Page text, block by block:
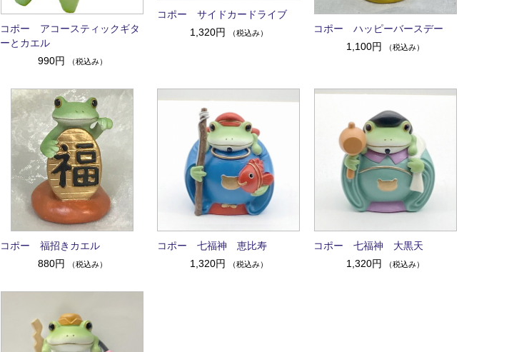
コポー アコースティックギタ
ーとカエル
990円
（税込み）
コポー サイドカードライブ
1,320円
（税込み）
コポー ハッピーバースデー
1,100円
（税込み）
コポー 福招きカエル
880円
（税込み）
コポー 七福神 恵比寿
1,320円
（税込み）
コポー 七福神 大黒天
1,320円
（税込み）